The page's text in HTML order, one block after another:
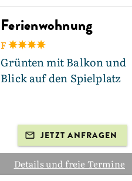
Ferienwohnung
F
Grünten mit Balkon und
Blick auf den Spielplatz
JETZT ANFRAGEN
Details und freie Termine